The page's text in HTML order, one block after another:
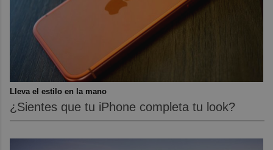
Lleva el estilo en la mano
¿Sientes que tu iPhone completa tu look?